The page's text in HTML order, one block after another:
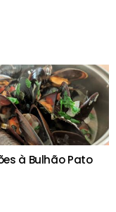
à Bulhão Pato